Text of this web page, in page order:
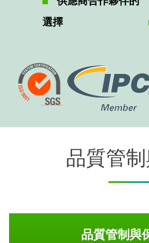
選擇
品質管
品質管制與